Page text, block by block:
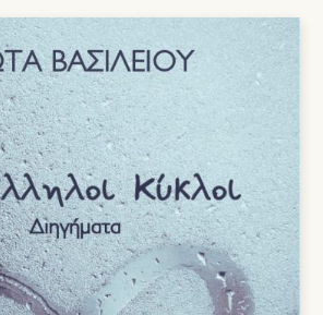
10,00 €.είναι:
9,00 €.